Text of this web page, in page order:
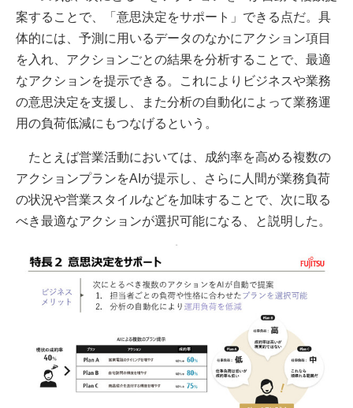
案することで、「意思決定をサポート」できる点だ。具
体的には、予測に用いるデータのなかにアクション項目
を入れ、アクションごとの結果を分析することで、最適
なアクションを提示できる。これによりビジネスや業務
の意思決定を支援し、また分析の自動化によって業務運
用の負荷低減にもつなげるという。
たとえば営業活動においては、成約率を高める複数の
アクションプランをAIが提示し、さらに人間が業務負荷
の状況や営業スタイルなどを加味することで、次に取る
べき最適なアクションが選択可能になる、と説明した。